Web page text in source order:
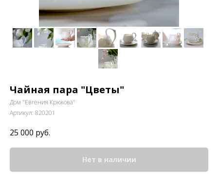
Чайная пара "Цветы"
Дом "Евгения Крюкова"
Артикул: 820201
25 000 руб.
Нет в наличии